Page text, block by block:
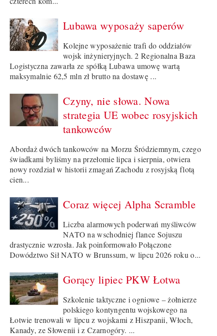
Lubawa wyposaży saperów
Kolejne wyposażenie trafi do oddziałów
wojsk inżynieryjnych. 2 Regionalna Baza
Logistyczna zawarła ze spółką Lubawa umowę wartą
maksymalnie 62,5 mln zł brutto na dostawę ...
Czyny, nie słowa. Nowa
strategia UE wobec rosyjskich
tankowców
Abordaż dwóch tankowców na Morzu Śródziemnym, czego
świadkami byliśmy na przełomie lipca i sierpnia, otwiera
nowy rozdział w historii zmagań Zachodu z rosyjską flotą
cien...
Coraz więcej Alpha Scramble
Liczba alarmowych poderwań myśliwców
NATO na wschodniej flance Sojuszu
drastycznie wzrosła. Jak poinformowało Połączone
Dowództwo Sił NATO w Brunssum, w lipcu 2026 roku o...
Gorący lipiec PKW Łotwa
Szkolenie taktyczne i ogniowe – żołnierze
polskiego kontyngentu wojskowego na
Łotwie trenowali w lipcu z wojskami z Hiszpanii, Włoch,
Kanady, ze Słowenii i z Czarnogóry. ...